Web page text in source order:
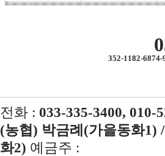
352-1182-
전화 : 033-335-3400, 010-
(농협) 박금례(가을동화1)
화2) 예금주 :